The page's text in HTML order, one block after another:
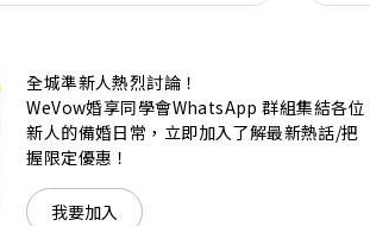
保證為您打造夢寐以求的特別日子，令
全城準新人熱烈討論！
WeVow婚享同學會WhatsApp 群組集結各位
新人的備婚日常，立即加入了解最新熱話/把
握限定優惠！
我要加入